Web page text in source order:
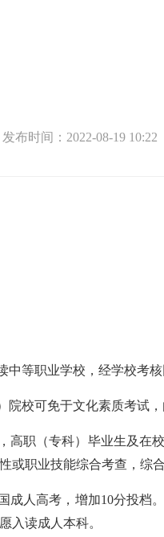
发布时间：2022-08-19 10:22
等职业学校，经学校考核
校可免于文化素质考试，
职（专科）毕业生及在校
或职业技能综合考查，综
人高考，增加10分投档。
入读成人本科。